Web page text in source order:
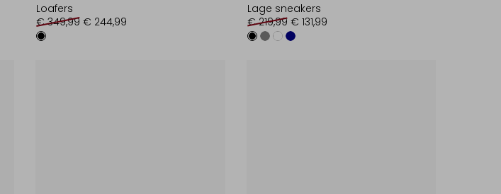
Loafers
€ 349,99 € 244,99
Lage sneakers
€ 219,99 € 131,99